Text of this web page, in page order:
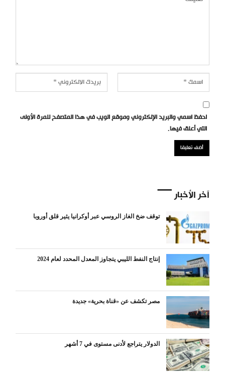
احفظ اسمي والبريد الإلكتروني وموقع الويب في هذا المتصفح للمرة الأولى
التي أعلق فيها.
آخر الأخبار
توقف ضخ الغاز الروسي عبر أوكرانيا يثير قلق أوروبا
إنتاج النفط الليبي يتجاوز المعدل المحدد لعام 2024
مصر تكشف عن «قناة بحرية» جديدة
الدولار يتراجع لأدنى مستوى في 7 أشهر